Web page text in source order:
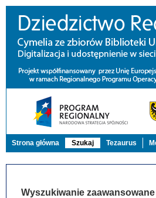
Strona główna Szukaj Tezaurus
Wyszukiwanie zaawansowane